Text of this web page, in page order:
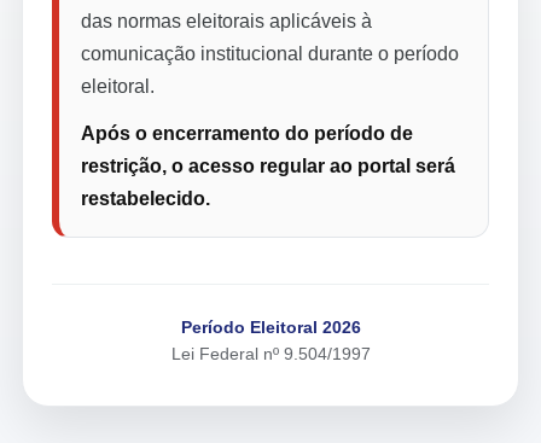
das normas eleitorais aplicáveis à
comunicação institucional durante o período
eleitoral.
Após o encerramento do período de
restrição, o acesso regular ao portal será
restabelecido.
Período Eleitoral 2026
Lei Federal nº 9.504/1997